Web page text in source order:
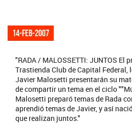
14-feb-2007
"RADA / MALOSSETTI: JUNTOS El
Trastienda Club de Capital Federal,
Javier Malosetti presentarán su
de compartir un tema en el ciclo
Malosetti preparó temas de Rada
aprendió temas de Javier, y así
que realizan juntos."